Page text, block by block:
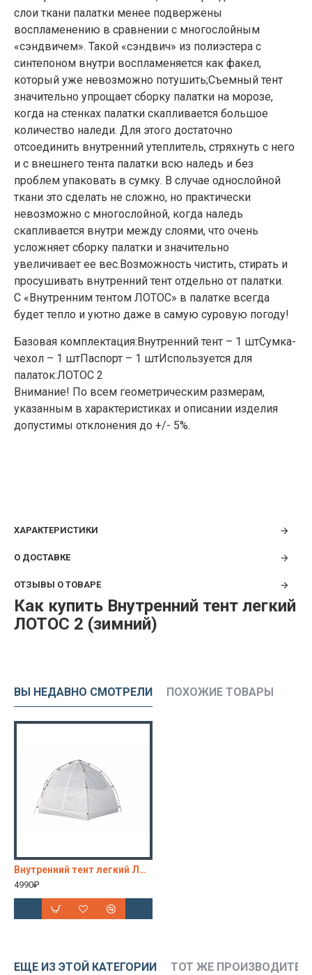
слои ткани палатки менее подвержены
воспламенению в сравнении с многослойным
«сэндвичем». Такой «сэндвич» из полиэстера с
синтепоном внутри воспламеняется как факел,
который уже невозможно потушить;Съемный тент
значительно упрощает сборку палатки на морозе,
когда на стенках палатки скапливается большое
количество наледи. Для этого достаточно
отсоединить внутренний утеплитель, стряхнуть с него
и с внешнего тента палатки всю наледь и без
проблем упаковать в сумку. В случае однослойной
ткани это сделать не сложно, но практически
невозможно с многослойной, когда наледь
скапливается внутри между слоями, что очень
усложняет сборку палатки и значительно
увеличивает ее вес.Возможность чистить, стирать и
просушивать внутренний тент отдельно от палатки.
С «Внутренним тентом ЛОТОС» в палатке всегда
будет тепло и уютно даже в самую суровую погоду!
Базовая комплектация:Внутренний тент – 1 штСумка-
чехол – 1 штПаспорт – 1 штИспользуется для
палаток:ЛОТОС 2
Внимание! По всем геометрическим размерам,
указанным в характеристиках и описании изделия
допустимы отклонения до +/- 5%.
ХАРАКТЕРИСТИКИ
О ДОСТАВКЕ
ОТЗЫВЫ О ТОВАРЕ
Как купить Внутренний тент легкий
ЛОТОС 2 (зимний)
ВЫ НЕДАВНО СМОТРЕЛИ ПОХОЖИЕ ТОВАРЫ
Внутренний тент легкий ЛОТОС 2 (зимний)
4990₽
ЕЩЕ ИЗ ЭТОЙ КАТЕГОРИИ ТОТ ЖЕ